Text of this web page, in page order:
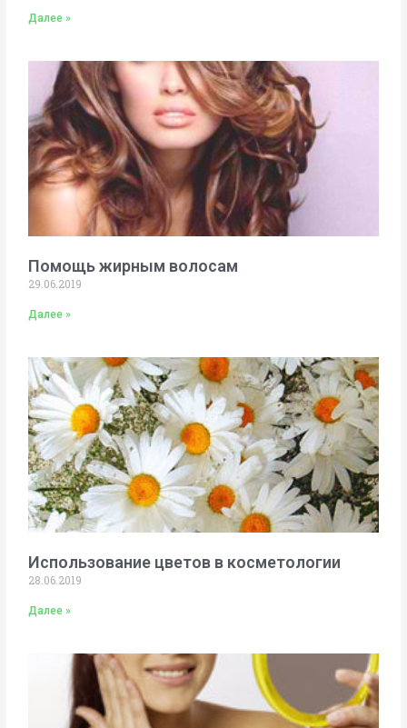
Далее »
Помощь жирным волосам
29.06.2019
Далее »
Использование цветов в косметологии
28.06.2019
Далее »